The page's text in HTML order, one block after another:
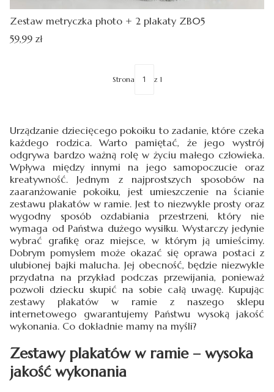
Zestaw metryczka photo + 2 plakaty ZB05
Cena
59,99 zł
Strona z 1
Urządzanie dziecięcego pokoiku to zadanie, które czeka
każdego rodzica. Warto pamiętać, że jego wystrój
odgrywa bardzo ważną rolę w życiu małego człowieka.
Wpływa między innymi na jego samopoczucie oraz
kreatywność. Jednym z najprostszych sposobów na
zaaranżowanie pokoiku, jest umieszczenie na ścianie
zestawu plakatów w ramie. Jest to niezwykle prosty oraz
wygodny sposób ozdabiania przestrzeni, który nie
wymaga od Państwa dużego wysiłku. Wystarczy jedynie
wybrać grafikę oraz miejsce, w którym ją umieścimy.
Dobrym pomysłem może okazać się oprawa postaci z
ulubionej bajki malucha. Jej obecność, będzie niezwykle
przydatna na przykład podczas przewijania, ponieważ
pozwoli dziecku skupić na sobie całą uwagę. Kupując
zestawy plakatów w ramie z naszego sklepu
internetowego gwarantujemy Państwu wysoką jakość
wykonania. Co dokładnie mamy na myśli?
Zestawy plakatów w ramie – wysoka
jakość wykonania